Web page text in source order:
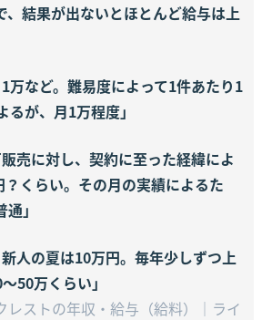
、結果が出ないとほとんど給与は上
1万など。難易度によって1件あたり1
が、月1万程度」
販売に対し、契約に至った経緯によ
？くらい。その月の実績によるた
」
新人の夏は10万円。毎年少しずつ上
50万くらい」
レストの年収・給与（給料）｜ライ